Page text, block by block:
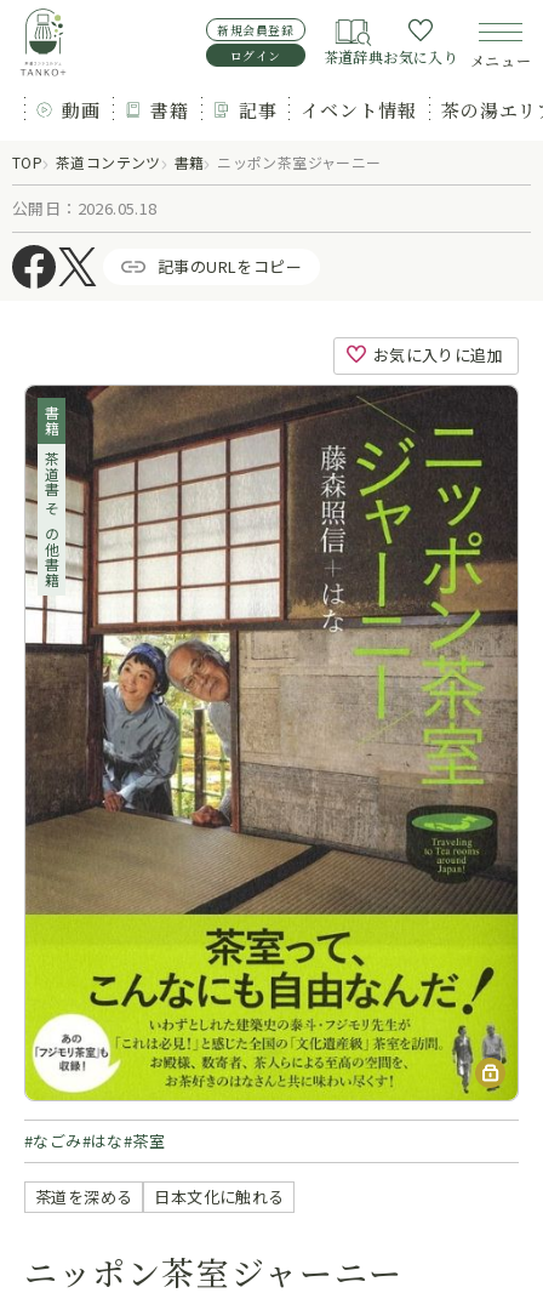
新規会員登録
ログイン
茶道辞典お気に入り メニュー
動画 書籍 記事 イベント情報 茶の湯エ
TOP 茶道コンテンツ 書籍 ニッポン茶室ジャーニー
公開日：2026.05.18
記事のURLをコピー
お気に入りに追加
書籍
茶道書
その他書籍
なごみ はな 茶室
茶道を深める 日本文化に触れる
ニッポン茶室ジャーニー